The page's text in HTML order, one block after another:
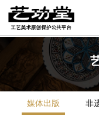
媒体出版 非